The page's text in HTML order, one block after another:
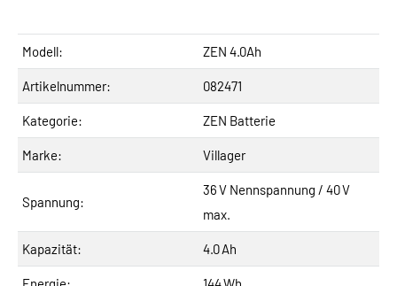
Modell: ZEN 4.0Ah
Artikelnummer: 082471
Kategorie: ZEN Batterie
Marke: Villager
Spannung:
36 V Nennspannung / 40 V
max.
Kapazität: 4.0 Ah